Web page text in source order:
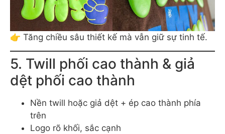
👉 Tăng chiều sâu thiết kế mà vẫn giữ sự tinh tế.
5. Twill phối cao thành & giả
dệt phối cao thành
Nền twill hoặc giả dệt + ép cao thành phía
trên
Logo rõ khối, sắc cạnh